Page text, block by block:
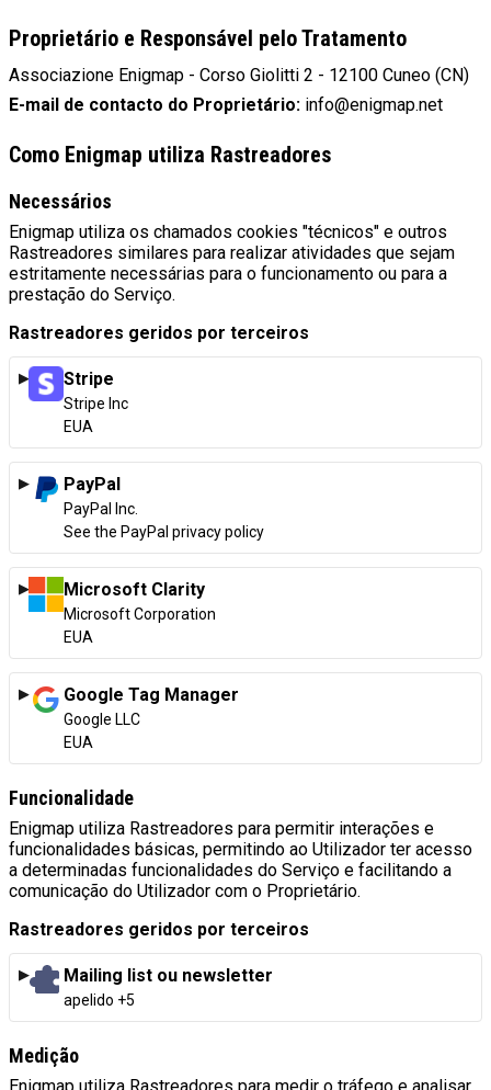
Proprietário e Responsável pelo Tratamento
Associazione Enigmap - Corso Giolitti 2 - 12100 Cuneo (CN)
E-mail de contacto do Proprietário: info@enigmap.net
Como Enigmap utiliza Rastreadores
Necessários
Enigmap utiliza os chamados cookies "técnicos" e outros
Rastreadores similares para realizar atividades que sejam
estritamente necessárias para o funcionamento ou para a
prestação do Serviço.
Rastreadores geridos por terceiros
Stripe
Empresa:
Stripe Inc
Local de tratamento:
EUA
PayPal
Empresa:
PayPal Inc.
Local de tratamento:
See the PayPal privacy policy
Microsoft Clarity
Empresa:
Microsoft Corporation
Local de tratamento:
EUA
Google Tag Manager
Empresa:
Google LLC
Local de tratamento:
EUA
Funcionalidade
Enigmap utiliza Rastreadores para permitir interações e
funcionalidades básicas, permitindo ao Utilizador ter acesso
a determinadas funcionalidades do Serviço e facilitando a
comunicação do Utilizador com o Proprietário.
Rastreadores geridos por terceiros
Mailing list ou newsletter
Dados Pessoais tratados:
apelido +5
Medição
Enigmap utiliza Rastreadores para medir o tráfego e analisar